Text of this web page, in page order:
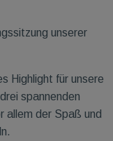
unserer
Highlight für unsere
spannenden
allem der Spaß und